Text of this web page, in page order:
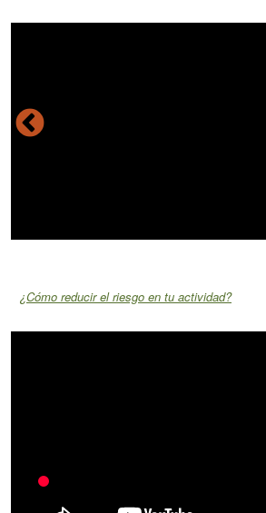
¿Cómo reducir el riesgo en tu actividad?